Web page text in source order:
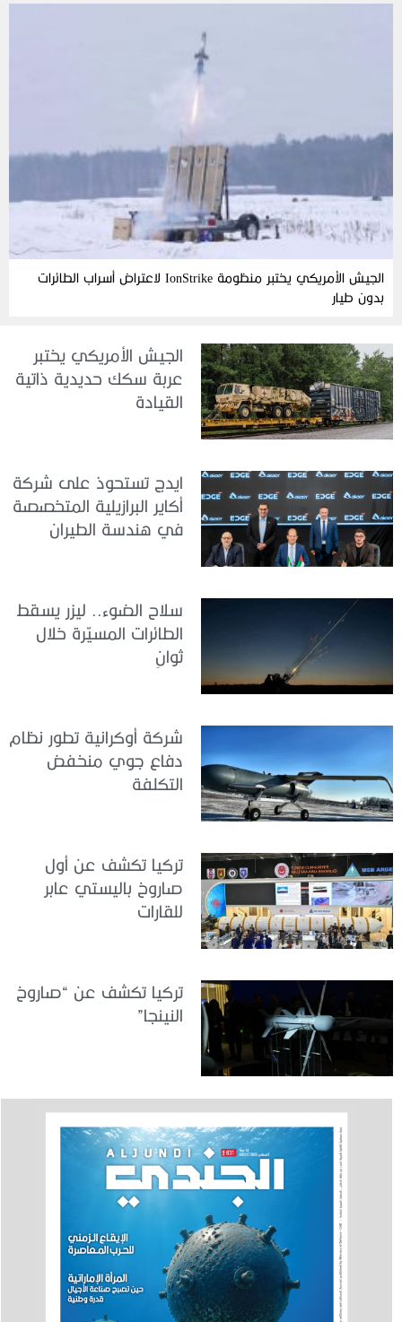
الجيش الأمريكي يختبر منظومة IonStrike لاعتراض أسراب الطائرات
بدون طيار
الجيش الأمريكي يختبر
عربة سكك حديدية ذاتية
القيادة
ايدج تستحوذ على شركة
أكاير البرازيلية المتخصصة
في هندسة الطيران
سلاح الضوء.. ليزر يسقط
الطائرات المسيّرة خلال
ثوانٍ
شركة أوكرانية تطور نظام
دفاع جوي منخفض
التكلفة
تركيا تكشف عن أول
صاروخ باليستي عابر
للقارات
تركيا تكشف عن “صاروخ
النينجا”